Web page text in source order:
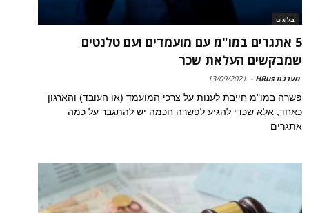
בלוגים
5 אתגרים במו"מ עם מועמדים ועם טלנטים
שמבקשים העלאת שכר
מערכת HRus -
13/09/2021
פשרה במו"מ חייבת לענות על צרכי המועמד (או העובד) והארגון
כאחד, אלא שכדי להגיע לפשרה חכמה יש להתגבר על כמה
אתגרים